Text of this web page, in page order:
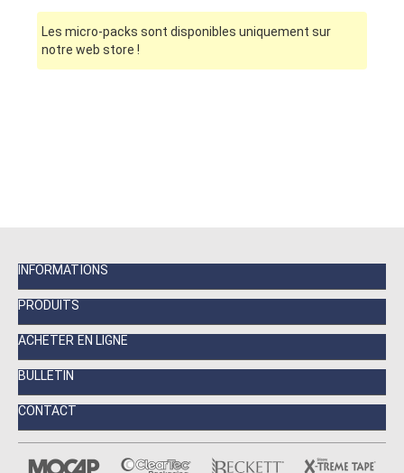
Les micro-packs sont disponibles uniquement sur
notre web store !
INFORMATIONS
PRODUITS
ACHETER EN LIGNE
BULLETIN
CONTACT